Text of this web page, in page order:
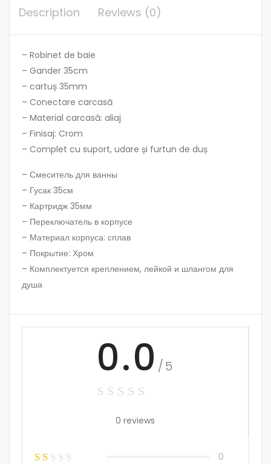
Description Reviews (0)
– Robinet de baie
– Gander 35cm
– cartuș 35mm
– Conectare carcasă
– Material carcasă: aliaj
– Finisaj: Crom
– Complet cu suport, udare și furtun de duș
– Смеситель для ванны
– Гусак 35см
– Картридж 35мм
– Переключатель в корпусе
– Материал корпуса: сплав
– Покрытие: Хром
– Комплектуется креплением, лейкой и шлангом для
душа
0.0 /5
0 reviews
0